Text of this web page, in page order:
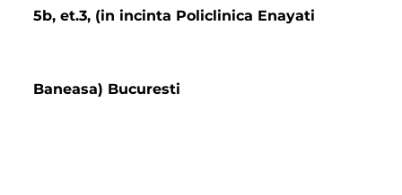
5b, et.3, (in incinta Policlinica Enayati
Baneasa) Bucuresti